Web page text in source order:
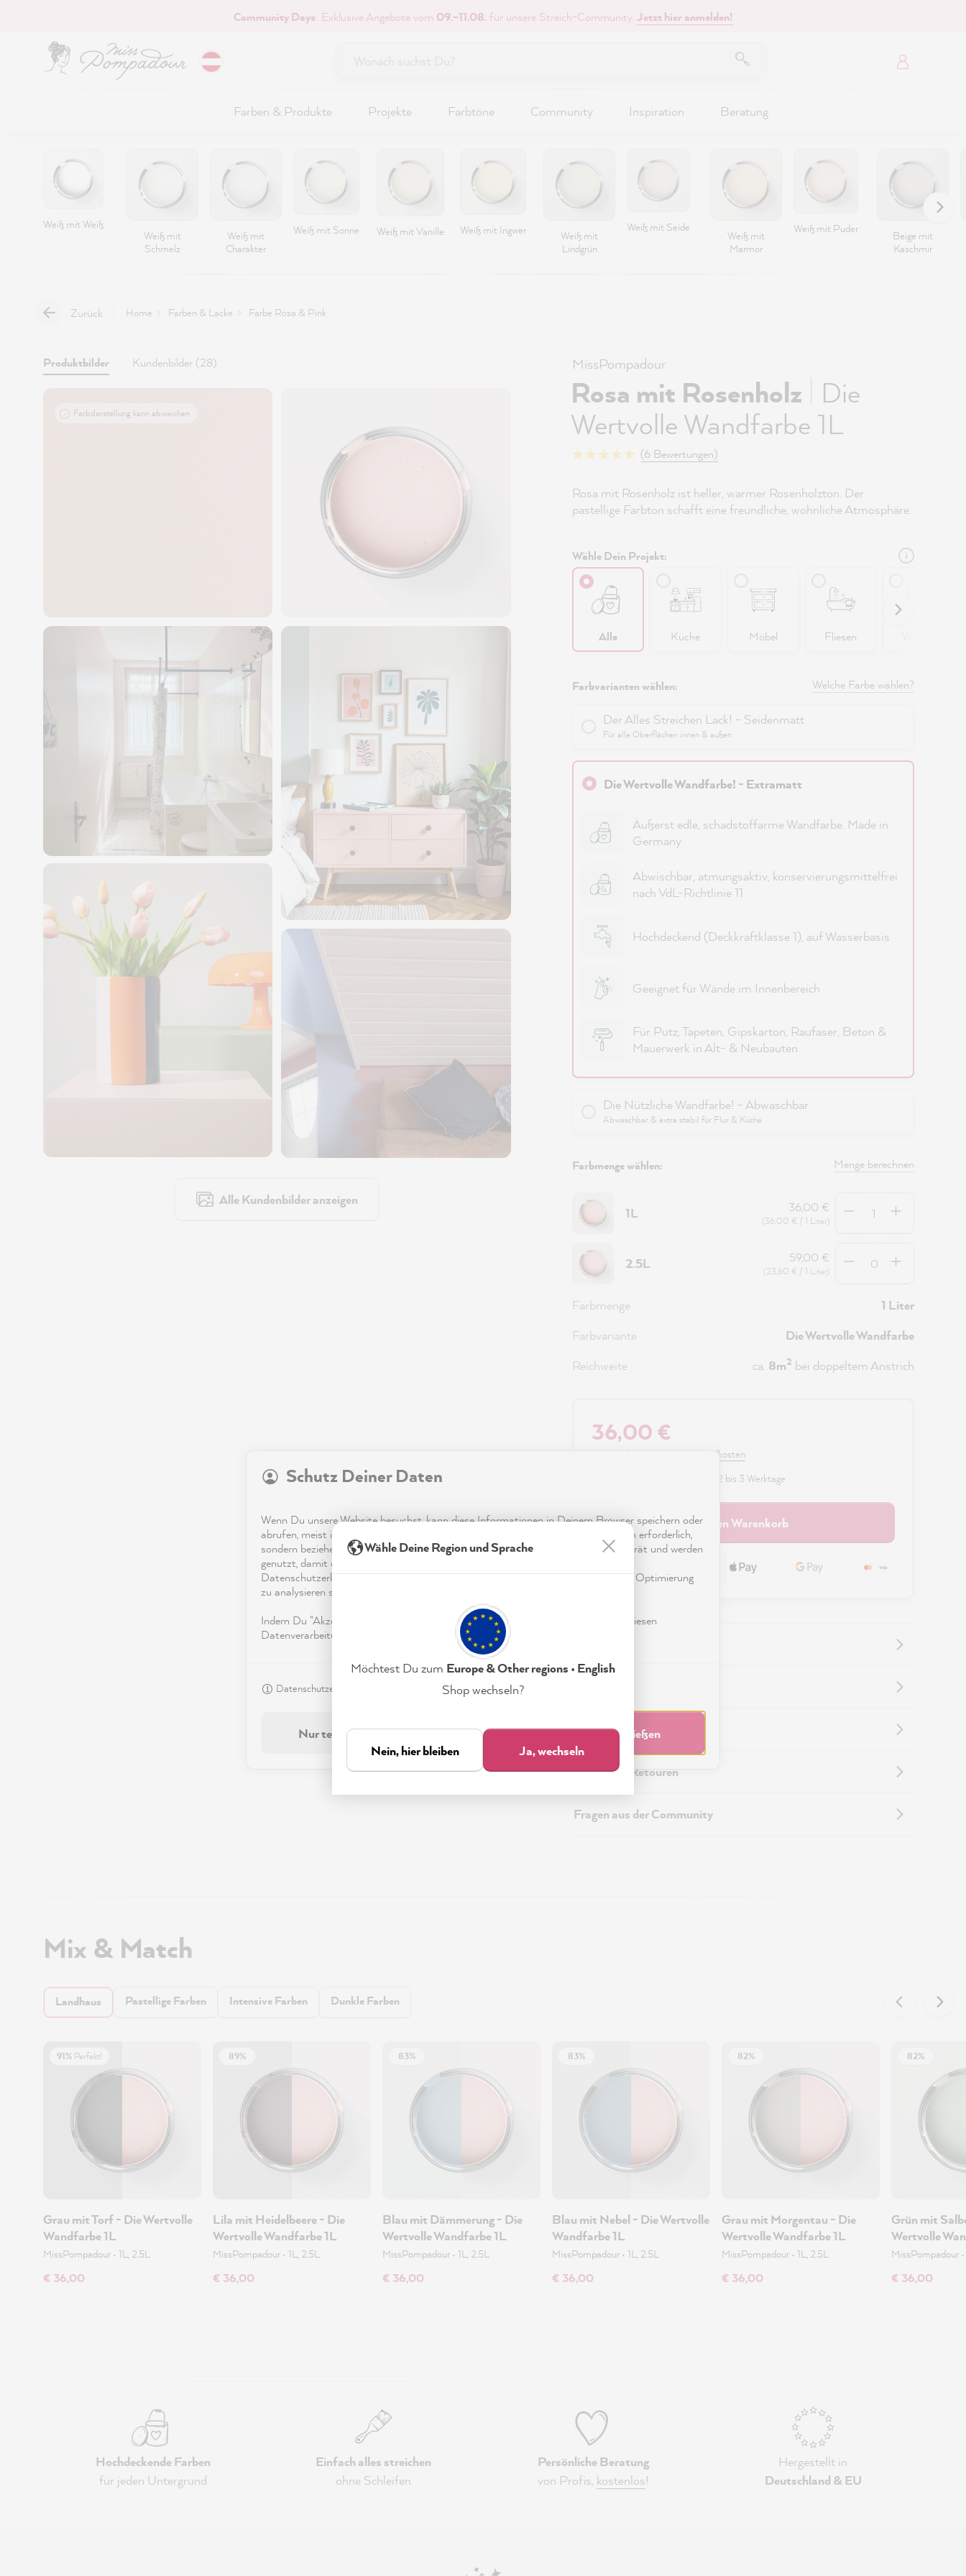
Community Days: Exklusive Angebote vom 09.–11.08.für unsere Streich-Community. Jetzt hier anmelden!
Farben & Produkte Projekte Farbtöne Community Inspiration Beratung
Weiß mit Weiß
Weiß mit
Schmelz
Weiß mit
Charakter
Weiß mit Sonne Weiß mit Vanille Weiß mit Ingwer
Weiß mit
Lindgrün
Weiß mit Seide
Weiß mit
Marmor
Weiß mit Puder
Beige mit
Kaschmir
Zurück Home Farben & Lacke Farbe Rosa & Pink
Produktbilder Kundenbilder (28)
Alle Kundenbilder anzeigen
Farbdarstellung kann abweichen
MissPompadour
Rosa mit Rosenholz Die
Wertvolle Wandfarbe 1L
(6 Bewertungen)
Rosa mit Rosenholz ist heller, warmer Rosenholzton. Der
pastellige Farbton schafft eine freundliche, wohnliche Atmosphäre.
Wähle Dein Projekt:
Alle Küche Möbel Fliesen
Farbvarianten wählen: Welche Farbe wählen?
Der Alles Streichen Lack! - Seidenmatt
Für alle Oberflächen innen & außen
Die Wertvolle Wandfarbe! - Extramatt
Äußerst edle, schadstoffarme Wandfarbe. Made in
Germany
Abwischbar, atmungsaktiv, konservierungsmittelfrei
nach VdL-Richtlinie 11
Hochdeckend (Deckkraftklasse 1), auf Wasserbasis
Geeignet für Wände im Innenbereich
Für Putz, Tapeten, Gipskarton, Raufaser, Beton &
Mauerwerk in Alt- & Neubauten
Die Nützliche Wandfarbe! - Abwaschbar
Abwaschbar & extra stabil für Flur & Küche
Farbmenge wählen: Menge berechnen
1L 36,00 €
(36,00 € / 1 Liter)
2.5L 59,00 €
(23,60 € / 1 Liter)
Farbmenge
1 Liter
Farbvariante
Die Wertvolle Wandfarbe
Reichweite
ca. 8m2 bei doppeltem Anstrich
36,00 €
Preise inkl. MwSt. zzgl. Versandkosten
Sofort verfügbar, Lieferzeit: 2 bis 3 Werktage
In den Warenkorb
Sicherheitsinformationen
Versand & Retouren
Fragen aus der Community
Mix & Match
Landhaus Pastellige Farben Intensive Farben Dunkle Farben
91% Perfekt!
Grau mit Torf - Die Wertvolle
Wandfarbe 1L
MissPompadour • 1L, 2.5L
€ 36,00
89%
Lila mit Heidelbeere - Die
Wertvolle Wandfarbe 1L
MissPompadour • 1L, 2.5L
€ 36,00
83%
Blau mit Dämmerung - Die
Wertvolle Wandfarbe 1L
MissPompadour • 1L, 2.5L
€ 36,00
83%
Blau mit Nebel - Die Wertvolle
Wandfarbe 1L
MissPompadour • 1L, 2.5L
€ 36,00
82%
Grau mit Morgentau - Die
Wertvolle Wandfarbe 1L
MissPompadour • 1L, 2.5L
€ 36,00
82%
Grün mit
Wertvolle
MissPompadour •
€ 36,00
Hochdeckende Farben
für jeden Untergrund
Einfach alles streichen
ohne Schleifen
Persönliche Beratung
von Profis, kostenlos!
Hergestellt in
Deutschland & EU
Schutz Deiner Daten
Wenn Du unsere Website besuchst, kann diese Informationen in Deinem Browser speichern oder
abrufen, meist in Form von Cookies. Diese Informationen sind nicht nur technisch erforderlich,
sondern beziehen sich möglicherweise auf Dich, Deine Einstellungen oder Dein Gerät und werden
genutzt, damit die Website wie erwartet funktioniert und um mittels den in der
Datenschutzerklärung genannten Dienste Deine Nutzung der Webseite für deren Optimierung
zu analysieren sowie Werbung zu betreiben und zu personalisieren.
Indem Du "Akzeptieren & Schließen" klickst, stimmst Du (jederzeit widerruflich) diesen
Datenverarbeitungen freiwillig zu.
Datenschutzerklärung Einstellungen
Akzeptieren & Schließen
Nur technisch Erforderliche
Wähle Deine Region und Sprache
Möchtest Du zum Europe & Other regions • English
Shop wechseln?
Nein, hier bleiben Ja, wechseln